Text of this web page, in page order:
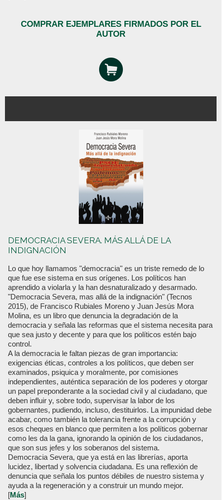
COMPRAR EJEMPLARES FIRMADOS POR EL
AUTOR
DEMOCRACIA SEVERA. MÁS ALLÁ DE LA
INDIGNACIÓN
Lo que hoy llamamos "democracia" es un triste remedo de lo
que fue ese sistema en sus orígenes. Los políticos han
aprendido a violarla y la han desnaturalizado y desarmado.
"Democracia Severa, mas allá de la indignación" (Tecnos
2015), de Francisco Rubiales Moreno y Juan Jesús Mora
Molina, es un libro que denuncia la degradación de la
democracia y señala las reformas que el sistema necesita para
que sea justo y decente y para que los políticos estén bajo
control.
A la democracia le faltan piezas de gran importancia:
exigencias éticas, controles a los políticos, que deben ser
examinados, psiquica y moralmente, por comisiones
independientes, auténtica separación de los poderes y otorgar
un papel preponderante a la sociedad civil y al ciudadano, que
deben influir y, sobre todo, supervisar la labor de los
gobernantes, pudiendo, incluso, destituirlos. La impunidad debe
acabar, como también la tolerancia frente a la corrupción y
esos cheques en blanco que permiten a los políticos gobernar
como les da la gana, ignorando la opinión de los ciudadanos,
que son sus jefes y los soberanos del sistema.
Democracia Severa, que ya está en las librerías, aporta
lucidez, libertad y solvencia ciudadana. Es una reflexión de
denuncia que señala los puntos débiles de nuestro sistema y
ayuda a la regeneración y a construir un mundo mejor.
[Más]